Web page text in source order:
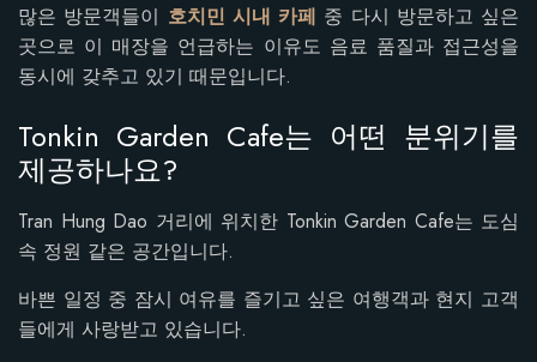
많은 방문객들이 호치민 시내 카페 중 다시 방문하고 싶은
곳으로 이 매장을 언급하는 이유도 음료 품질과 접근성을
동시에 갖추고 있기 때문입니다.
Tonkin Garden Cafe는 어떤 분위기를
제공하나요?
Tran Hung Dao 거리에 위치한 Tonkin Garden Cafe는 도심
속 정원 같은 공간입니다.
바쁜 일정 중 잠시 여유를 즐기고 싶은 여행객과 현지 고객
들에게 사랑받고 있습니다.